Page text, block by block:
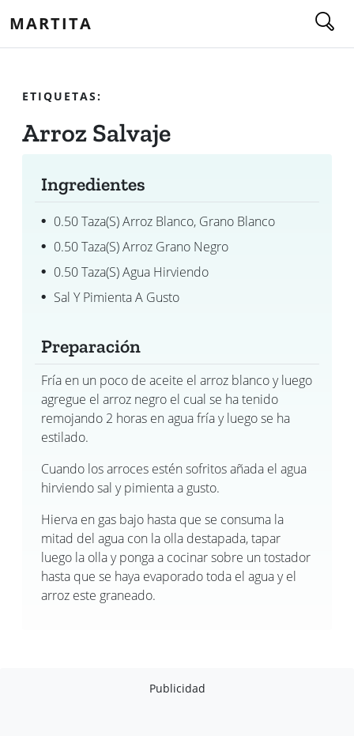
MARTITA
ETIQUETAS:
Arroz Salvaje
Ingredientes
0.50 Taza(s) Arroz Blanco, Grano Blanco
0.50 Taza(s) Arroz Grano Negro
0.50 Taza(s) Agua Hirviendo
Sal Y Pimienta A Gusto
Preparación
Fría en un poco de aceite el arroz blanco y luego
agregue el arroz negro el cual se ha tenido
remojando 2 horas en agua fría y luego se ha
estilado.
Cuando los arroces estén sofritos añada el agua
hirviendo sal y pimienta a gusto.
Hierva en gas bajo hasta que se consuma la
mitad del agua con la olla destapada, tapar
luego la olla y ponga a cocinar sobre un tostador
hasta que se haya evaporado toda el agua y el
arroz este graneado.
Publicidad